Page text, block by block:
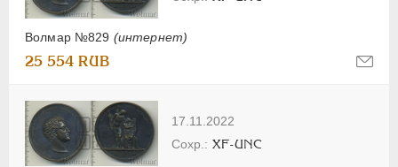
Волмар №829 (интернет)
25 554 RUB
17.11.2022
XF-UNC